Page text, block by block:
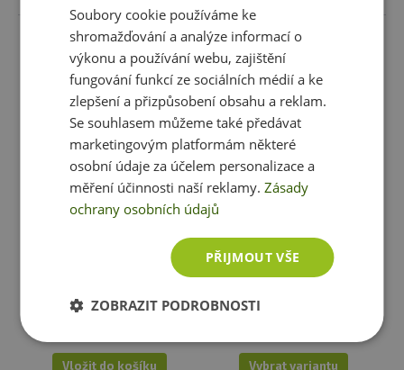
Power System Závěsný
Systém Suspension Training
Vložit do košíku
Sada závaží na ruce a nohy
Vybrat variantu
Soubory cookie používáme ke
shromažďování a analýze informací o
výkonu a používání webu, zajištění
fungování funkcí ze sociálních médií a ke
zlepšení a přizpůsobení obsahu a reklam.
Se souhlasem můžeme také předávat
marketingovým platformám některé
osobní údaje za účelem personalizace a
měření účinnosti naší reklamy.Zásady
ochrany osobních údajů
PŘIJMOUT VŠE
ZOBRAZIT PODROBNOSTI